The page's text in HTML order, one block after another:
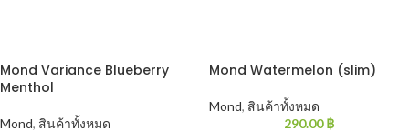
Mond Variance Blueberry
Menthol
Mond, สินค้าทั้งหมด
Mond Watermelon (slim)
Mond, สินค้าทั้งหมด
290.00฿